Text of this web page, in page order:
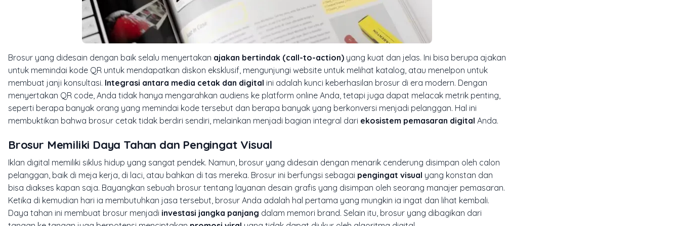
Brosur yang didesain dengan baik selalu menyertakan ajakan bertindak (call-to-action) yang kuat dan jelas. Ini bisa berupa ajakan
untuk memindai kode QR untuk mendapatkan diskon eksklusif, mengunjungi website untuk melihat katalog, atau menelpon untuk
membuat janji konsultasi. Integrasi antara media cetak dan digital ini adalah kunci keberhasilan brosur di era modern. Dengan
menyertakan QR code, Anda tidak hanya mengarahkan audiens ke platform online Anda, tetapi juga dapat melacak metrik penting,
seperti berapa banyak orang yang memindai kode tersebut dan berapa banyak yang berkonversi menjadi pelanggan. Hal ini
membuktikan bahwa brosur cetak tidak berdiri sendiri, melainkan menjadi bagian integral dari ekosistem pemasaran digital Anda.
Brosur Memiliki Daya Tahan dan Pengingat Visual
Iklan digital memiliki siklus hidup yang sangat pendek. Namun, brosur yang didesain dengan menarik cenderung disimpan oleh calon
pelanggan, baik di meja kerja, di laci, atau bahkan di tas mereka. Brosur ini berfungsi sebagai pengingat visual yang konstan dan
bisa diakses kapan saja. Bayangkan sebuah brosur tentang layanan desain grafis yang disimpan oleh seorang manajer pemasaran.
Ketika di kemudian hari ia membutuhkan jasa tersebut, brosur Anda adalah hal pertama yang mungkin ia ingat dan lihat kembali.
Daya tahan ini membuat brosur menjadi investasi jangka panjang dalam memori brand. Selain itu, brosur yang dibagikan dari